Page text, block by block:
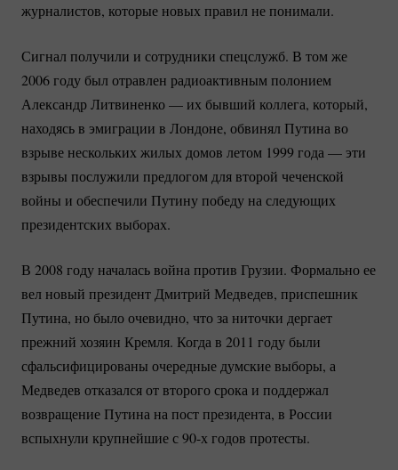
журналистов, которые новых правил не понимали.
Сигнал получили и сотрудники спецслужб. В том же
2006 году был отравлен радиоактивным полонием
Александр Литвиненко — их бывший коллега, который,
находясь в эмиграции в Лондоне, обвинял Путина во
взрыве нескольких жилых домов летом 1999 года — эти
взрывы послужили предлогом для второй чеченской
войны и обеспечили Путину победу на следующих
президентских выборах.
В 2008 году началась война против Грузии. Формально ее
вел новый президент Дмитрий Медведев, приспешник
Путина, но было очевидно, что за ниточки дергает
прежний хозяин Кремля. Когда в 2011 году были
сфальсифицированы очередные думские выборы, а
Медведев отказался от второго срока и поддержал
возвращение Путина на пост президента, в России
вспыхнули крупнейшие с 90-х годов протесты.